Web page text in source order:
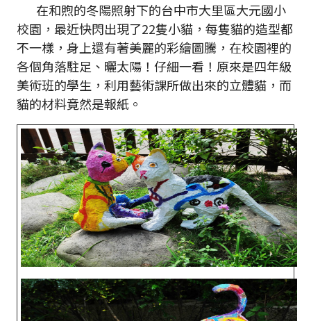
在和煦的冬陽照射下的台中市大里區大元國小
校園，最近快閃出現了22隻小貓，每隻貓的造型都
不一樣，身上還有著美麗的彩繪圖騰，在校園裡的
各個角落駐足、曬太陽！仔細一看！原來是四年級
美術班的學生，利用藝術課所做出來的立體貓，而
貓的材料竟然是報紙。